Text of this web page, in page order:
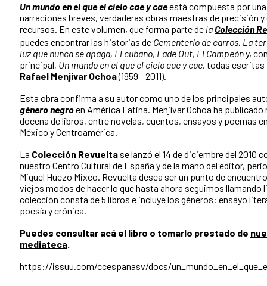
Un mundo en el que el cielo cae y caeestá compuesta por
narraciones breves, verdaderas obras maestras de precisión
recursos. En este volumen, que forma parte de laColección
puedes encontrar las historias de Cementerio de carros, La
luz que nunca se apaga, El cubano, Fade Out, El Campeóny,
principal, Un mundo en el que el cielo cae y cae, todas escritas
Rafael Menjívar Ochoa(1959 - 2011).
Esta obra confirma a su autor como uno de los principales
género negroen América Latina. Menjívar Ochoa ha publicado
docena de libros, entre novelas, cuentos, ensayos y poemas
México y Centroamérica.
La Colección Revuelta se lanzó el 14 de diciembre del 2010
nuestro Centro Cultural de España y de la mano del editor,
Miguel Huezo Mixco. Revuelta desea ser un punto de
viejos modos de hacer lo que hasta ahora seguimos llamando
colección consta de 5 libros e incluye los géneros: ensayo
poesía y crónica.
Puedes consultar acá el libro o tomarlo prestado de
mediateca.
https://issuu.com/ccespanasv/docs/